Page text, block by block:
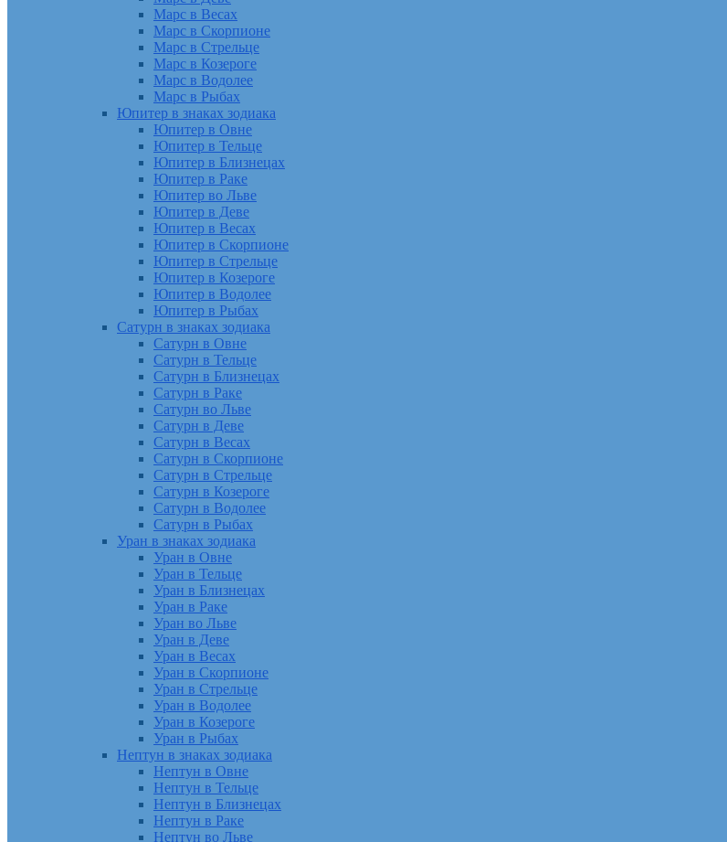
Марс в Весах
Марс в Скорпионе
Марс в Стрельце
Марс в Козероге
Марс в Водолее
Марс в Рыбах
Юпитер в знаках зодиака
Юпитер в Овне
Юпитер в Тельце
Юпитер в Близнецах
Юпитер в Раке
Юпитер во Льве
Юпитер в Деве
Юпитер в Весах
Юпитер в Скорпионе
Юпитер в Стрельце
Юпитер в Козероге
Юпитер в Водолее
Юпитер в Рыбах
Сатурн в знаках зодиака
Сатурн в Овне
Сатурн в Тельце
Сатурн в Близнецах
Сатурн в Раке
Сатурн во Льве
Сатурн в Деве
Сатурн в Весах
Сатурн в Скорпионе
Сатурн в Стрельце
Сатурн в Козероге
Сатурн в Водолее
Сатурн в Рыбах
Уран в знаках зодиака
Уран в Овне
Уран в Тельце
Уран в Близнецах
Уран в Раке
Уран во Льве
Уран в Деве
Уран в Весах
Уран в Скорпионе
Уран в Стрельце
Уран в Водолее
Уран в Козероге
Уран в Рыбах
Нептун в знаках зодиака
Нептун в Овне
Нептун в Тельце
Нептун в Близнецах
Нептун в Раке
Нептун во Льве